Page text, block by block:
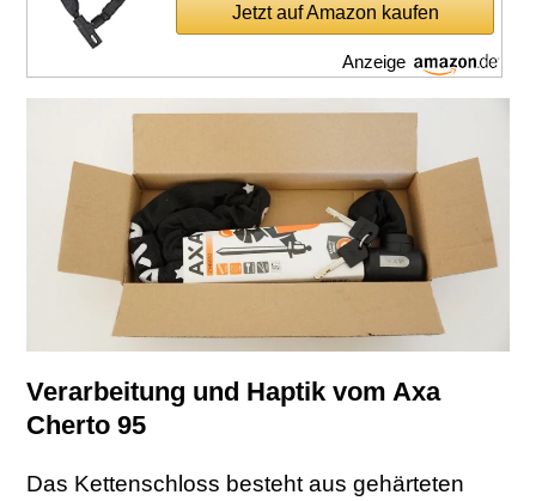
Jetzt auf Amazon kaufen
Anzeige
Verarbeitung und Haptik vom Axa
Cherto 95
Das Kettenschloss besteht aus gehärteten